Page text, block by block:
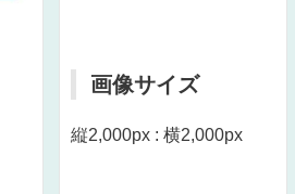
画像サイズ
縦2,000px : 横2,000px